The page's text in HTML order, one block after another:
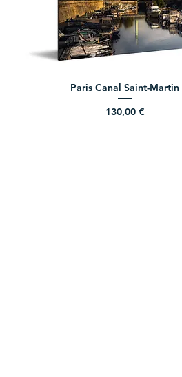
Paris Canal Saint-Martin
Prix
130,00 €